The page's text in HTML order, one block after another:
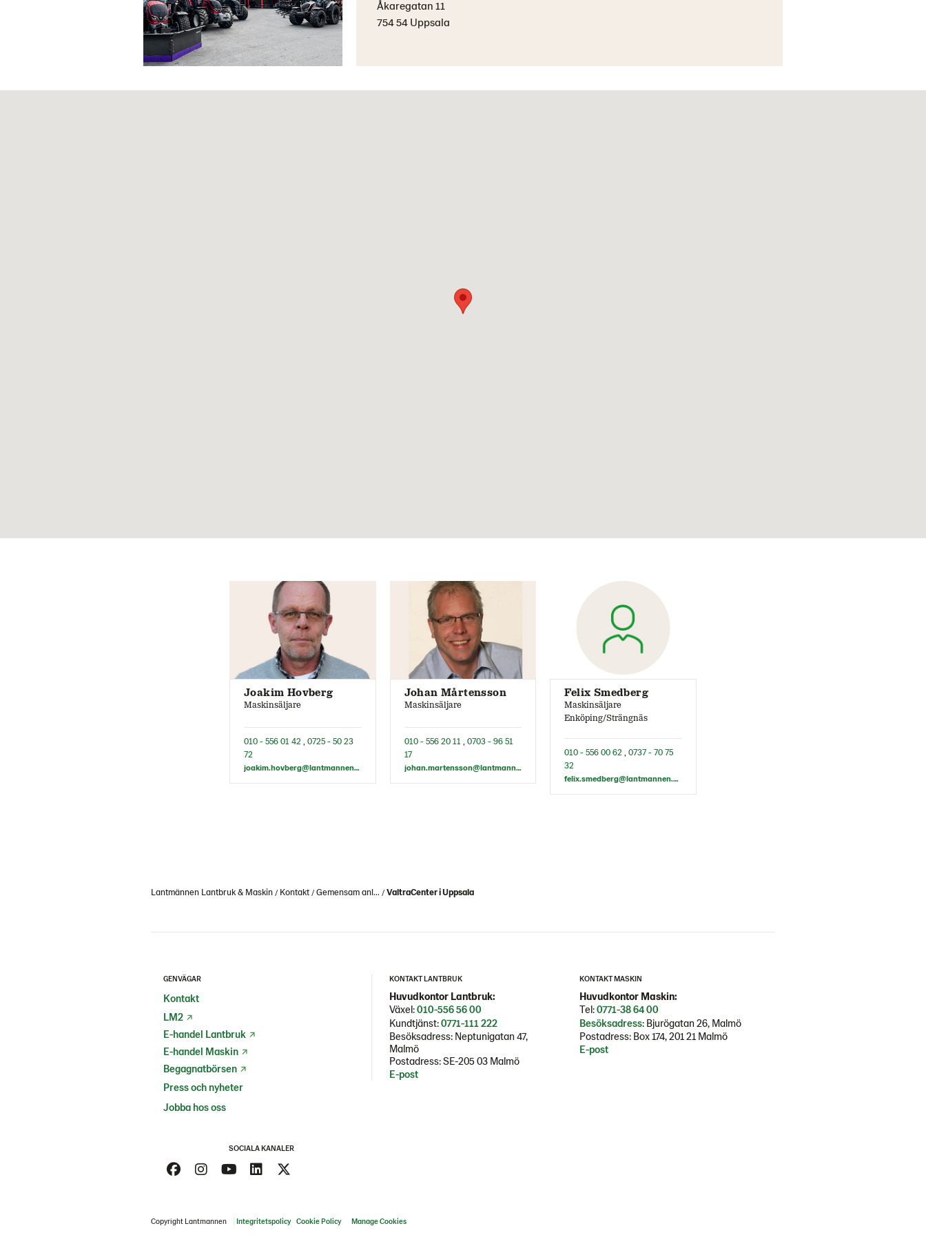
Åkaregatan 11
754 54 Uppsala
Joakim Hovberg
Maskinsäljare
010 - 556 01 42, 0725 - 50 23
72
joakim.hovberg@lantmannen.com
Johan Mårtensson
Maskinsäljare
010 - 556 20 11 , 0703 - 96 51
17
johan.martensson@lantmannen.com
Felix Smedberg
Maskinsäljare
Enköping/Strängnäs
010 - 556 00 62 ,0737 - 70 75
32
Lantmännen Lantbruk & Maskin Kontakt Gemensam anl... ValtraCenter i Uppsala
GENVÄGAR
Kontakt
LM2
E-handel Lantbruk
E-handel Maskin
Begagnatbörsen
Press och nyheter
Jobba hos oss
SOCIALA KANALER
KONTAKT LANTBRUK
Huvudkontor Lantbruk:
Växel:010-556 56 00
Kundtjänst:0771-111 222
Besöksadress: Neptunigatan 47,
Malmö
Postadress: SE-205 03 Malmö
E-post
KONTAKT MASKIN
Huvudkontor Maskin:
Tel:0771-38 64 00
Besöksadress: Bjurögatan 26, Malmö
Postadress: Box 174, 201 21 Malmö
E-post
Copyright Lantmannen Integritetspolicy Cookie Policy Manage Cookies